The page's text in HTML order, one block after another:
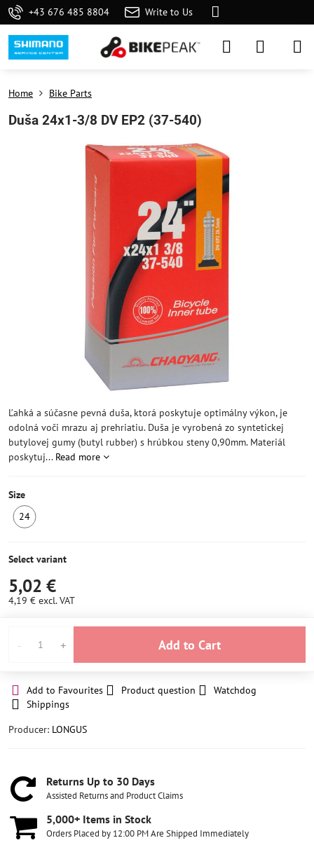
+43 676 485 8804 Write to Us
Home Bike Parts
Duša 24x1-3/8 DV EP2 (37-540)
Ľahká a súčasne pevná duša, ktorá poskytuje optimálny výkon, je
odolná voči mrazu aj prehriatiu. Duša je vyrobená zo syntetickej
butylovej gumy (butyl rubber) s hrúbkou steny 0,90mm. Materiál
poskytuj... Read more
Size
24
5
Select variant
5,02 €
4,19 € excl. VAT
Add to Cart
Add to Favourites Product question
Watchdog
Shippings
Producer: LONGUS
Returns Up to 30 Days
Assisted Returns and Product Claims
5,000+ Items in Stock
Orders Placed by 12:00 PM Are Shipped Immediately